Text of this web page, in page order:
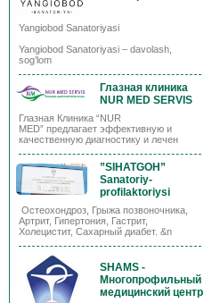
Yangiobod Sanatoriyasi
Yangiobod Sanatoriyasi – davolash,
sog’lom
Глазная клиника
NUR MED SERVIS
Глазная Клиника “NUR
MED” предлагает эффективную и
качественную диагностику и лечен
”SIHATGOH”
Sanatoriy-
profilaktoriysi
Остеохондроз, Грыжа позвоночника,
Артрит, Гипертония, Гастрит,
Холецистит, Сахарный диабет. &n
SHAMS -
Многопрофильный
медицинский центр